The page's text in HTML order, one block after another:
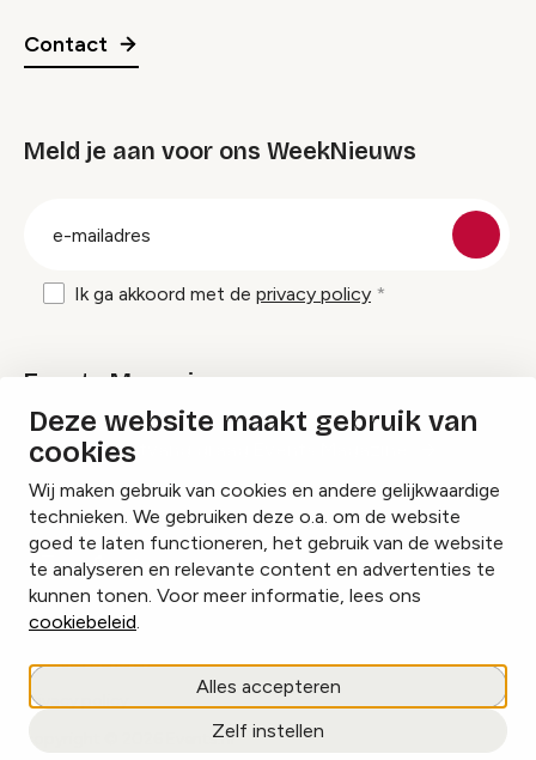
Deze website maakt gebruik van
cookies
Wij maken gebruik van cookies en andere gelijkwaardige
technieken. We gebruiken deze o.a. om de website
goed te laten functioneren, het gebruik van de website
te analyseren en relevante content en advertenties te
kunnen tonen. Voor meer informatie, lees ons
cookiebeleid.
Alles accepteren
Zelf instellen
Contact
Meld je aan voor ons WeekNieuws
Ik ga akkoord met de privacy policy
Events Magazine
Ik ontvang graag Events Magazine
InstagramFacebookLinkedIn
Cookies beheren
Privacy policy
copyright © 2026 Events.nl